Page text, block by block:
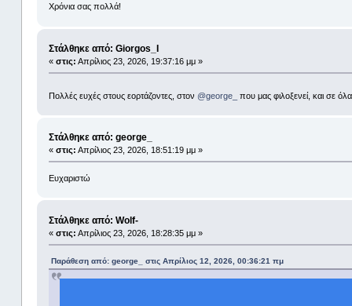
Χρόνια σας πολλά!
Στάλθηκε από: Giorgos_I
« στις: Απρίλιος 23, 2026, 19:37:16 μμ »
Πολλές ευχές στους εορτάζοντες, στον @george_ που μας φιλοξενεί, και σε
Στάλθηκε από: george_
« στις: Απρίλιος 23, 2026, 18:51:19 μμ »
Ευχαριστώ
Στάλθηκε από: Wolf-
« στις: Απρίλιος 23, 2026, 18:28:35 μμ »
Παράθεση από: george_ στις Απρίλιος 12, 2026, 00:36:21 πμ